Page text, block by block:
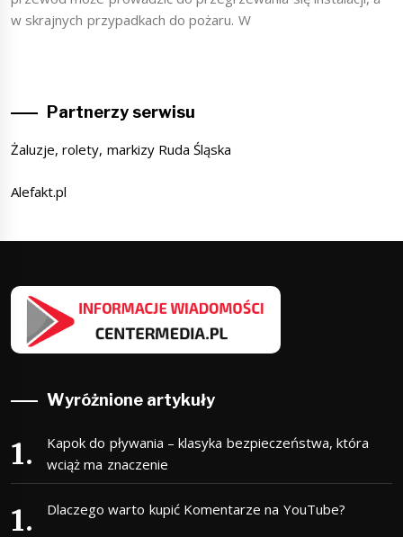
w skrajnych przypadkach do pożaru. W
Partnerzy serwisu
Żaluzje, rolety, markizy Ruda Śląska
Alefakt.pl
Wyróżnione artykuły
Kapok do pływania – klasyka bezpieczeństwa, która
wciąż ma znaczenie
Dlaczego warto kupić Komentarze na YouTube?